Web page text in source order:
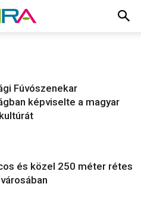
Fúvószenekar
képviselte a magyar
és közel 250 méter rétes